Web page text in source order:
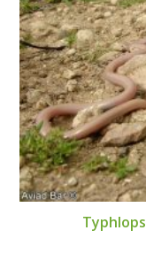
נחשיל מצוי – נחש שלשולי – Typhlops